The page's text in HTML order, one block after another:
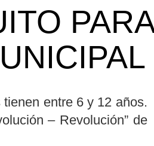
entre 6 y 12 años.
– Revolución” de